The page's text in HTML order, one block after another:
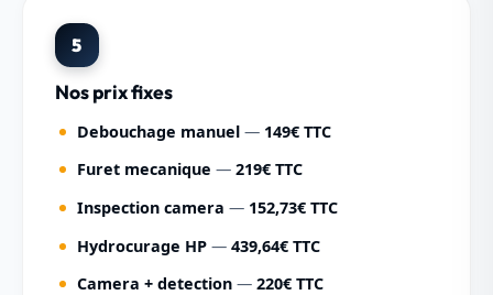
5
Nos prix fixes
Debouchage manuel— 149€ TTC
Furet mecanique — 219€ TTC
Inspection camera — 152,73€ TTC
Hydrocurage HP— 439,64€ TTC
Camera + detection— 220€ TTC